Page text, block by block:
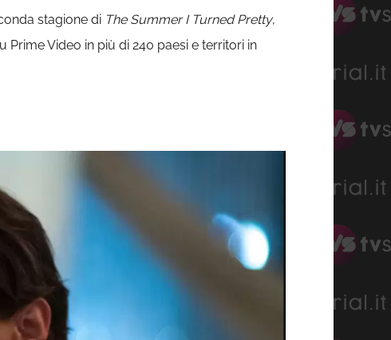
stagione di The Summer I Turned Pretty,
Video in più di 240 paesi e territori in